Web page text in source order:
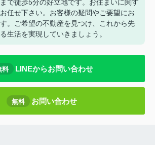
で徒歩5分の好立地です。お住まいに関す
任せ下さい。お客様の疑問やご要望にお
。ご希望の不動産を見つけ、これから先
生活を実現していきましょう。
料 LINEからお問い合わせ
無料 お問い合わせ